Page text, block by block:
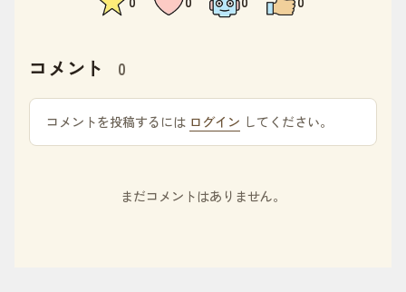
コメント 0
コメントを投稿するには ログイン してください。
まだコメントはありません。